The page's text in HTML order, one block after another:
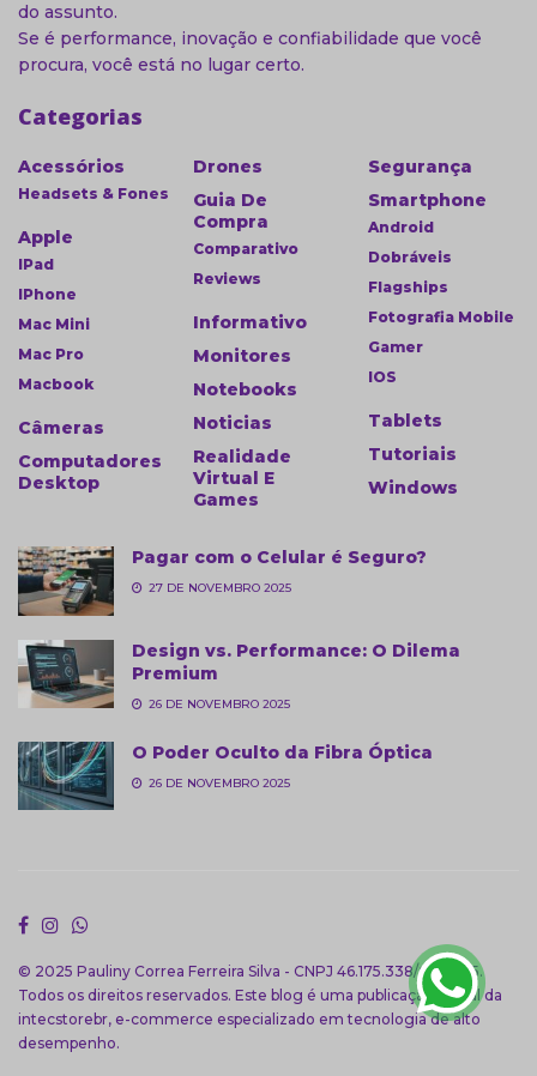
do assunto.
Se é performance, inovação e confiabilidade que você
procura, você está no lugar certo.
Categorias
Acessórios
Headsets & Fones
Apple
IPad
IPhone
Mac Mini
Mac Pro
Macbook
Câmeras
Computadores
Desktop
Drones
Guia De
Compra
Comparativo
Reviews
Informativo
Monitores
Notebooks
Noticias
Realidade
Virtual E
Games
Segurança
Smartphone
Android
Dobráveis
Flagships
Fotografia Mobile
Gamer
IOS
Tablets
Tutoriais
Windows
Pagar com o Celular é Seguro?
27 DE NOVEMBRO 2025
Design vs. Performance: O Dilema
Premium
26 DE NOVEMBRO 2025
O Poder Oculto da Fibra Óptica
26 DE NOVEMBRO 2025
© 2025 Pauliny Correa Ferreira Silva - CNPJ 46.175.338/0001-85.
Todos os direitos reservados. Este blog é uma publicação oficial da
intecstorebr, e-commerce especializado em tecnologia de alto
desempenho.